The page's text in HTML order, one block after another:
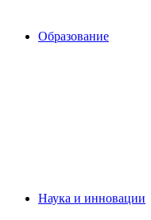
Образование
Наука и инновации